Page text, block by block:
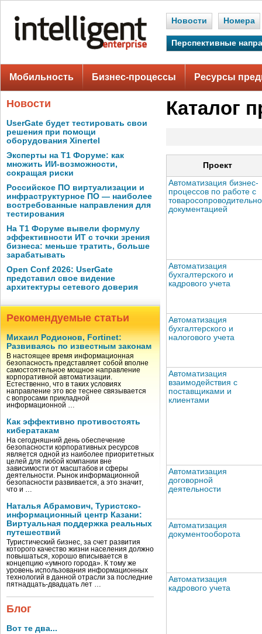
Новости Номера
Перспективные
Мобильность Бизнес-процессы Ресурсы
Новости
UserGate будет тестировать свои
решения при помощи
оборудования Xinertel
Эксперты на Т1 Форуме: как
множить ИИ-возможности,
сокращая риски
Российское ПО виртуализации и
инфраструктурное ПО — наиболее
востребованные направления для
тестирования
На Т1 Форуме вывели формулу
эффективности ИТ с точки зрения
бизнеса: меньше тратить, больше
зарабатывать
Open Conf 2026: UserGate
представил свое видение
архитектуры сетевого доверия
Рекомендуемые статьи
Михаил Родионов, Fortinet:
Развиваясь по известным законам
В настоящее время информационная
безопасность представляет собой вполне
самостоятельное мощное направление
корпоративной автоматизации.
Естественно, что в таких условиях
направление это все теснее связывается
с вопросами прикладной
информационной …
Как эффективно противостоять
кибератакам
На сегодняшний день обеспечение
безопасности корпоративных ресурсов
является одной из наиболее приоритетных
целей для любой компании вне
зависимости от масштабов и сферы
деятельности. Рынок информационной
безопасности развивается, а это значит,
что и …
Наталья Абрамович, Туристско-
информационный центр Казани:
Виртуальная поддержка реальных
путешествий
Туристический бизнес, за счет развития
которого качество жизни населения должно
повышаться, хорошо вписывается в
концепцию «умного города». К тому же
уровень использования информационных
технологий в данной отрасли за последние
пятнадцать-двадцать лет …
Блог
Вот те два...
Каталог
Проект
Автоматизация бизнес-
процессов по работе с
документацией
Автоматизация
бухгалтерского и
кадрового учета
Автоматизация
бухгалтерского и
налогового учета
Автоматизация
взаимодействия с
поставщиками и
клиентами
Автоматизация
договорной
деятельности
Автоматизация
документооборота
Автоматизация
кадрового учета